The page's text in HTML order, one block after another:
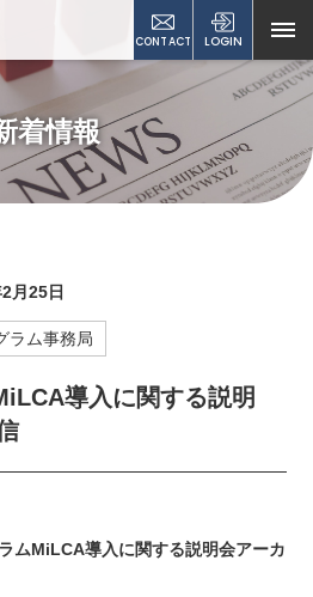
CONTACT LOGIN
着情報
月25日
ラム事務局
導入に関する説明
ムMiLCA導入に関する説明会アーカ